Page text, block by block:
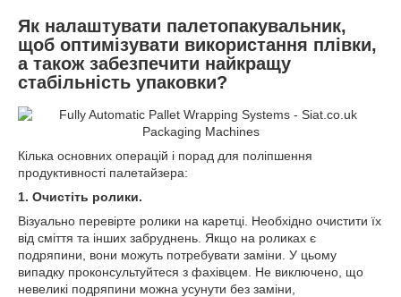
Як налаштувати палетопакувальник,
щоб оптимізувати використання плівки,
а також забезпечити найкращу
стабільність упаковки?
Кілька основних операцій і порад для поліпшення
продуктивності палетайзера:
1. Очистіть ролики.
Візуально перевірте ролики на каретці. Необхідно очистити їх
від сміття та інших забруднень. Якщо на роликах є
подряпини, вони можуть потребувати заміни. У цьому
випадку проконсультуйтеся з фахівцем. Не виключено, що
невеликі подряпини можна усунути без заміни,